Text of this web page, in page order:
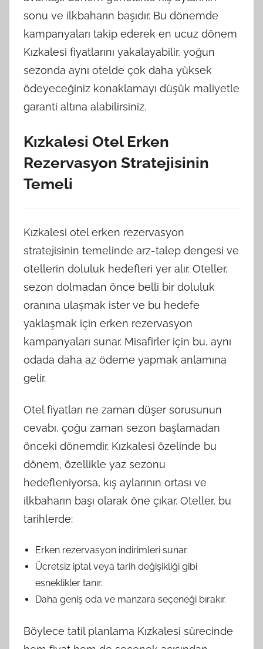
sonu ve ilkbaharın başıdır. Bu dönemde
kampanyaları takip ederek en ucuz dönem
Kızkalesi fiyatlarını yakalayabilir, yoğun
sezonda aynı otelde çok daha yüksek
ödeyeceğiniz konaklamayı düşük maliyetle
garanti altına alabilirsiniz.
Kızkalesi Otel Erken
Rezervasyon Stratejisinin
Temeli
Kızkalesi otel erken rezervasyon
stratejisinin temelinde arz-talep dengesi ve
otellerin doluluk hedefleri yer alır. Oteller,
sezon dolmadan önce belli bir doluluk
oranına ulaşmak ister ve bu hedefe
yaklaşmak için erken rezervasyon
kampanyaları sunar. Misafirler için bu, aynı
odada daha az ödeme yapmak anlamına
gelir.
Otel fiyatları ne zaman düşer sorusunun
cevabı, çoğu zaman sezon başlamadan
önceki dönemdir. Kızkalesi özelinde bu
dönem, özellikle yaz sezonu
hedefleniyorsa, kış aylarının ortası ve
ilkbaharın başı olarak öne çıkar. Oteller, bu
tarihlerde:
Erken rezervasyon indirimleri sunar.
Ücretsiz iptal veya tarih değişikliği gibi
esneklikler tanır.
Daha geniş oda ve manzara seçeneği bırakır.
Böylece tatil planlama Kızkalesi sürecinde